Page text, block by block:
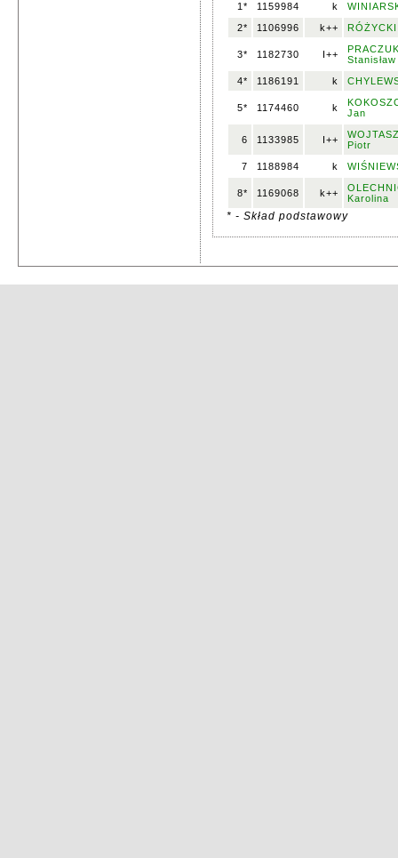
1* 1159984 k
2*
1106996 k++
3* 1182730 I++
Stanisław
4*
1186191 k
5* 1174460 k
Jan
6 1133985 I++
Piotr
7
1188984 k
8* 1169068 k++
Karolina
* - Skład podstawowy